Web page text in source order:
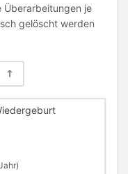
je
gelöscht werden